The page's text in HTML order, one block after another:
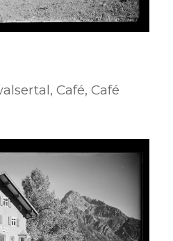
Café, Café